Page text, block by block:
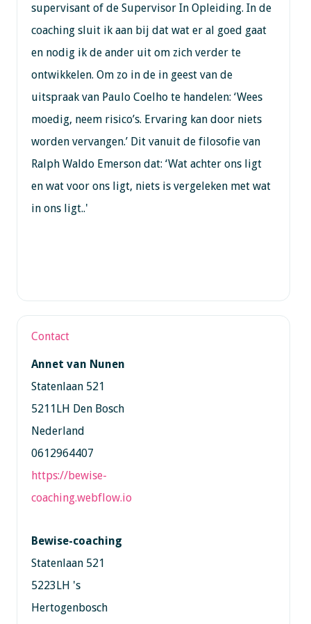
supervisant of de Supervisor In Opleiding. In de
coaching sluit ik aan bij dat wat er al goed gaat
en nodig ik de ander uit om zich verder te
ontwikkelen. Om zo in de in geest van de
uitspraak van Paulo Coelho te handelen: ‘Wees
moedig, neem risico’s. Ervaring kan door niets
worden vervangen.’ Dit vanuit de filosofie van
Ralph Waldo Emerson dat: ‘Wat achter ons ligt
en wat voor ons ligt, niets is vergeleken met wat
in ons ligt..'
Contact
Annet van Nunen
Statenlaan 521
5211LH Den Bosch
Nederland
0612964407
https://bewise-
coaching.webflow.io
Bewise-coaching
Statenlaan 521
5223LH 's
Hertogenbosch